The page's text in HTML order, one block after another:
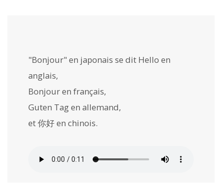
"Bonjour" en japonais se dit Hello en
anglais,
Bonjouren français,
Guten Tagen allemand,
et你好en chinois.